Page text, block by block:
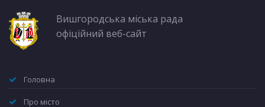
Вишгородська міська рада
офіційний веб-сайт
Головна
Про місто